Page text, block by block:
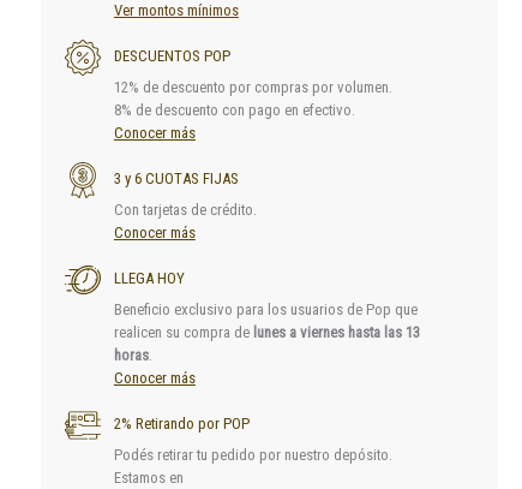
Ver montos mínimos
DESCUENTOS POP
12% de descuento por compras por volumen.
8% de descuento con pago en efectivo.
Conocer más
3 y 6 CUOTAS FIJAS
Con tarjetas de crédito.
Conocer más
LLEGA HOY
Beneficio exclusivo para los usuarios de Pop que
realicen su compra de lunes a viernes hasta las 13
horas.
Conocer más
2% Retirando por POP
Podés retirar tu pedido por nuestro depósito.
Estamos en